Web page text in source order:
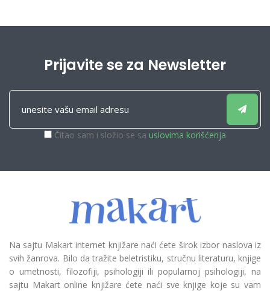
Prijavite se za Newsletter
Čitao sam i složio se sa uslovima korišćenja
Na sajtu Makart internet knjižare naći ćete širok izbor naslova iz
svih žanrova. Bilo da tražite beletristiku, stručnu literaturu, knjige
o umetnosti, filozofiji, psihologiji ili popularnoj psihologiji, na
sajtu Makart online knjižare ćete naći sve knjige koje su vam